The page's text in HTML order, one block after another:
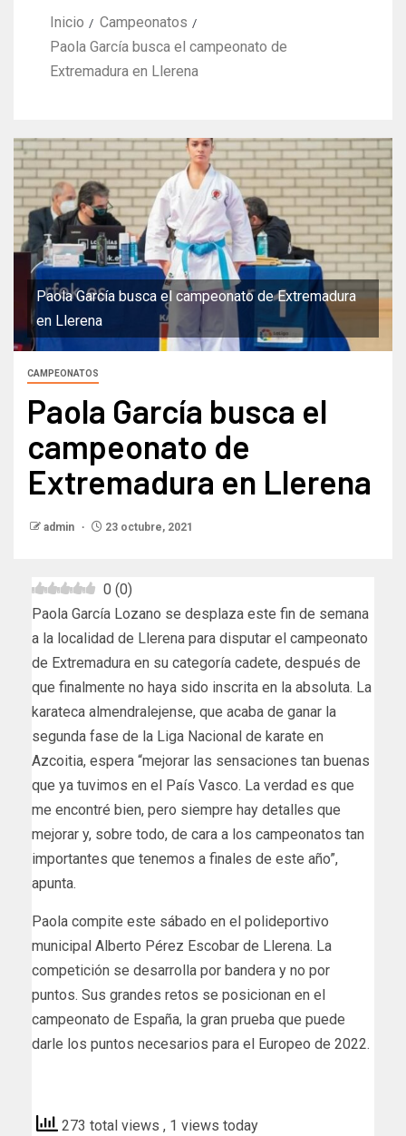
Inicio
Campeonatos
Paola García busca el campeonato de
Extremadura en Llerena
Paola García busca el campeonato de Extremadura
en Llerena
CAMPEONATOS
Paola García busca el
campeonato de
Extremadura en Llerena
admin 23 octubre, 2021
0 (0)
Paola García Lozano se desplaza este fin de semana
a la localidad de Llerena para disputar el campeonato
de Extremadura en su categoría cadete, después de
que finalmente no haya sido inscrita en la absoluta. La
karateca almendralejense, que acaba de ganar la
segunda fase de la Liga Nacional de karate en
Azcoitia, espera “mejorar las sensaciones tan buenas
que ya tuvimos en el País Vasco. La verdad es que
me encontré bien, pero siempre hay detalles que
mejorar y, sobre todo, de cara a los campeonatos tan
importantes que tenemos a finales de este año”,
apunta.
Paola compite este sábado en el polideportivo
municipal Alberto Pérez Escobar de Llerena. La
competición se desarrolla por bandera y no por
puntos. Sus grandes retos se posicionan en el
campeonato de España, la gran prueba que puede
darle los puntos necesarios para el Europeo de 2022.
273 total views , 1 views today